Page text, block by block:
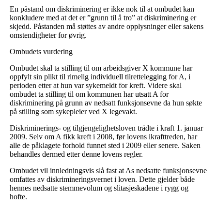
En påstand om diskriminering er ikke nok til at ombudet kan
konkludere med at det er ”grunn til å tro” at diskriminering er
skjedd. Påstanden må støttes av andre opplysninger eller sakens
omstendigheter for øvrig.
Ombudets vurdering
Ombudet skal ta stilling til om arbeidsgiver X kommune har
oppfylt sin plikt til rimelig individuell tilrettelegging for A, i
perioden etter at hun var sykemeldt for kreft. Videre skal
ombudet ta stilling til om kommunen har utsatt A for
diskriminering på grunn av nedsatt funksjonsevne da hun søkte
på stilling som sykepleier ved X legevakt.
Diskriminerings- og tilgjengelighetsloven trådte i kraft 1. januar
2009. Selv om A fikk kreft i 2008, før lovens ikrafttreden, har
alle de påklagete forhold funnet sted i 2009 eller senere. Saken
behandles dermed etter denne lovens regler.
Ombudet vil innledningsvis slå fast at As nedsatte funksjonsevne
omfattes av diskrimineringsvernet i loven. Dette gjelder både
hennes nedsatte stemmevolum og slitasjeskadene i rygg og
hofte.